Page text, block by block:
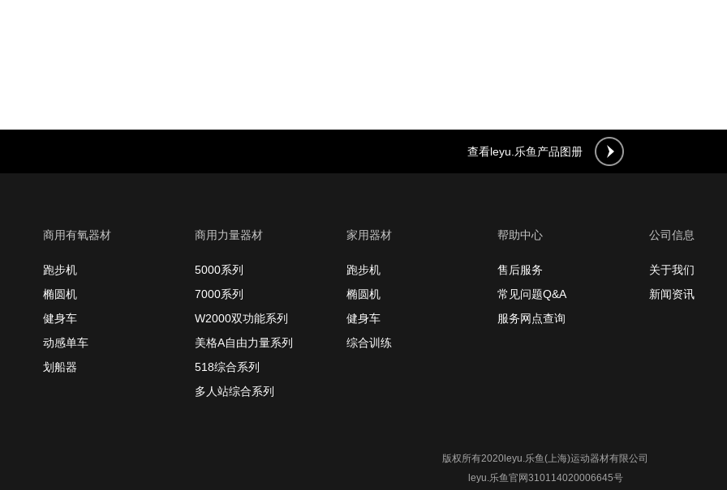
查看leyu.乐鱼产品图册
商用有氧器材
跑步机
椭圆机
健身车
动感单车
划船器
商用力量器材
5000系列
7000系列
W2000双功能系列
美格A自由力量系列
518综合系列
多人站综合系列
家用器材
跑步机
椭圆机
健身车
综合训练
帮助中心
售后服务
常见问题Q&A
服务网点查询
公司信息
关于我们
新闻资讯
版权所有2020leyu.乐鱼(上海)运动器材有限公司
leyu.乐鱼官网310114020006645号